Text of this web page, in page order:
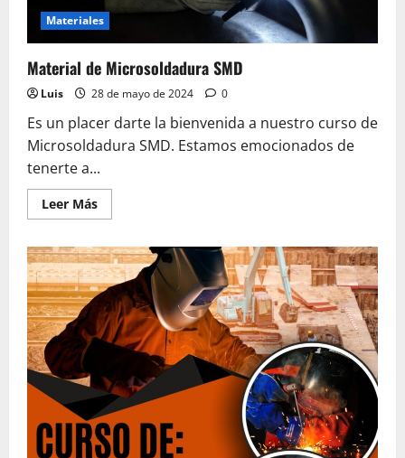
Materiales
Material de Microsoldadura SMD
Luis 28 de mayo de 2024 0
Es un placer darte la bienvenida a nuestro curso de
Microsoldadura SMD. Estamos emocionados de
tenerte a...
Leer MásLeer
más
Material
de
Microsoldadura
SMD